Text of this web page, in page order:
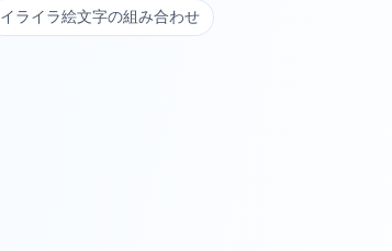
イライラ絵文字の組み合わせ